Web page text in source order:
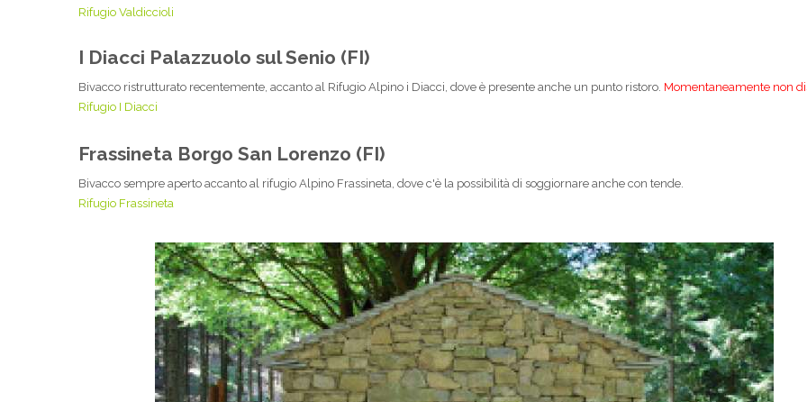
Rifugio Valdiccioli
I Diacci Palazzuolo sul Senio (FI)
Bivacco ristrutturato recentemente, accanto al Rifugio Alpino i Diacci, dove è presente anche un punto ristoro. Momentaneamente non
Rifugio I Diacci
Frassineta Borgo San Lorenzo (FI)
Bivacco sempre aperto accanto al rifugio Alpino Frassineta, dove c'è la possibilità di soggiornare anche con tende.
Rifugio Frassineta